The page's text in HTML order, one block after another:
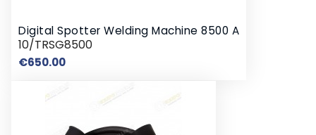
Digital Spotter Welding Machine 8500 A
10/TRSG8500
€650.00Price